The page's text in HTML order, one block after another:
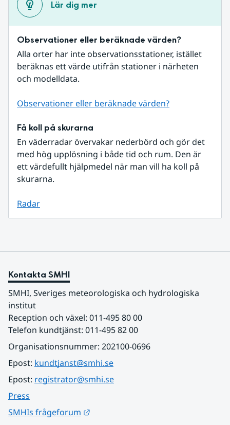
Lär dig mer
Observationer eller beräknade värden?
Alla orter har inte observationsstationer, istället
beräknas ett värde utifrån stationer i närheten
och modelldata.
Observationer eller beräknade värden?
Få koll på skurarna
En väderradar övervakar nederbörd och gör det
med hög upplösning i både tid och rum. Den är
ett värdefullt hjälpmedel när man vill ha koll på
skurarna.
Radar
Kontakta SMHI
SMHI, Sveriges meteorologiska och hydrologiska
institut
Reception och växel: 011-495 80 00
Telefon kundtjänst: 011-495 82 00
Organisationsnummer: 202100-0696
Epost: kundtjanst@smhi.se
Epost: registrator@smhi.se
Press
SMHIs frågeforum